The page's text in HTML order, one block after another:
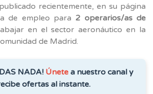
recientemente, en su página
de empleo para 2 operarios/as de
en el sector aeronáutico en la
de Madrid.
NADA! Únete a nuestro canal y
ofertas al instante.